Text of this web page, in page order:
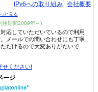
IPv6への取り組み 会社概要
と見る
用期間2009年～)
応していただいているので利用
メールでの問い合わせにも丁寧
だけるので大変ありがたいで
せください!
ージ